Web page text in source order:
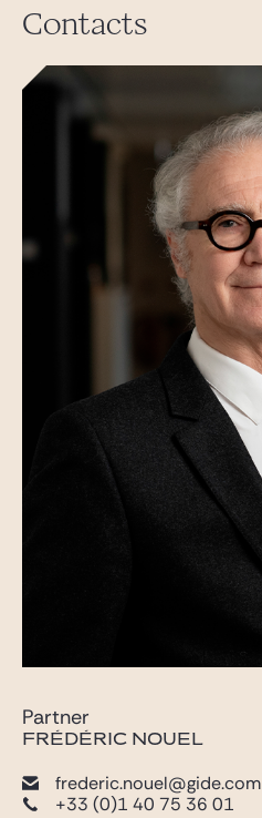
Contacts
Partner
FRÉDÉRIC NOUEL
frederic.nouel@gide.com
+33 (0)1 40 75 36 01